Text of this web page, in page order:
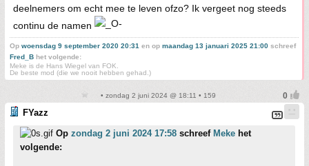
deelnemers om echt mee te leven ofzo? Ik vergeet nog steeds
continu de namen
Op woensdag 9 september 2020 20:31 en op maandag 13 januari 2025 21:00 schreef
Fred_B het volgende:
Meke is de Hans Wiegel van FOK.
De beste mod (die we nooit hebben gehad.)
• zondag 2 juni 2024 @ 18:11 • 159
FYazz
Op zondag 2 juni 2024 17:58 schreef Meke het
volgende: